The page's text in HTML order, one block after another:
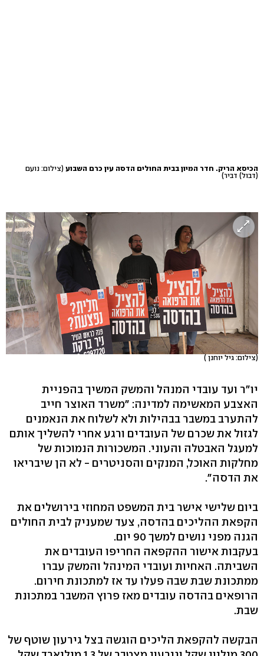
הכיסא הריק. חדר המיון בבית החולים הדסה עין כרם השבוע (צילום: נועם
(דבול) דביר)
(צילום: גיל יוחנן )
יו"ר ועד עובדי המנהל והמשק המשיך בהפניית
האצבע המאשימה למדינה: "משרד האוצר חייב
להתערב במשבר בבהילות ולא לשלוח את הנאמנים
לגזול את שכרם של העובדים ורגע אחרי להשליך אותם
למעגל האבטלה והעוני. המשכורות הנמוכות של
מחלקות האוכל, המנקים והסניטרים - לא הן שיבריאו
את הדסה".
ביום שלישי אישר בית המשפט המחוזי בירושלים את
הקפאת ההליכים בהדסה, צעד שמעניק לבית החולים
הגנה מפני נושים למשך 90 יום.
בעקבות אישור ההקפאה החריפו העובדים את
השביתה. האחיות ועובדי המינהל והמשק עברו
ממתכונת שבת שבה פעלו עד אז למתכונת חירום.
הרופאים בהדסה עובדים מאז פרוץ המשבר במתכונת
שבת.
הבקשה להקפאת הליכים הוגשה בצל גירעון שוטף של